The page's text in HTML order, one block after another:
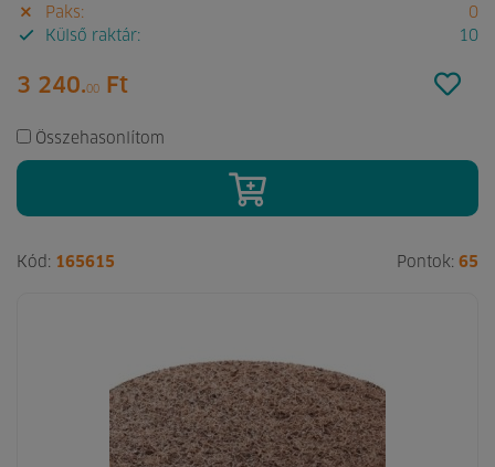
Paks:
0
Külső raktár:
10
3 240.00 Ft
Összehasonlítom
Kód: 165615 Pontok: 65